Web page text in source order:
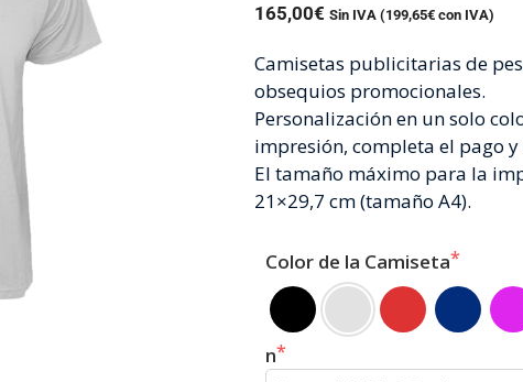
165,00€ Sin IVA (199,65€ con IVA)
Camisetas publicitarias de
obsequios promocionales.
Personalización en un solo
impresión, completa el pago
El tamaño máximo para la
21×29,7 cm (tamaño A4).
Color de la Camiseta
n